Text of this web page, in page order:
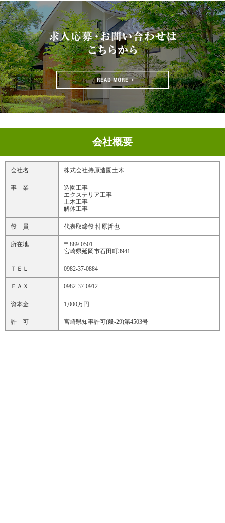
会社概要
会社名 株式会社持原造園土木
事 業
造園工事
エクステリア工事
土木工事
解体工事
役 員 代表取締役 持原哲也
所在地
〒889-0501
宮崎県延岡市石田町3941
ＴＥＬ 0982-37-0884
ＦＡＸ 0982-37-0912
資本金 1,000万円
許 可 宮崎県知事許可(般-29)第4503号